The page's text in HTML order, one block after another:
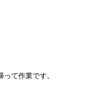
て作業です。